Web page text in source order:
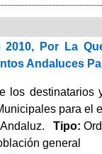
2010, Por La
Andaluces
los
para el
Tipo:
general